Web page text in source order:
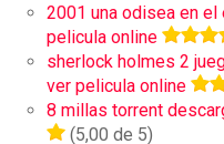
2001 una odisea en
pelicula online
sherlock holmes 2
ver pelicula online
8 millas torrent
(5,00 de 5)